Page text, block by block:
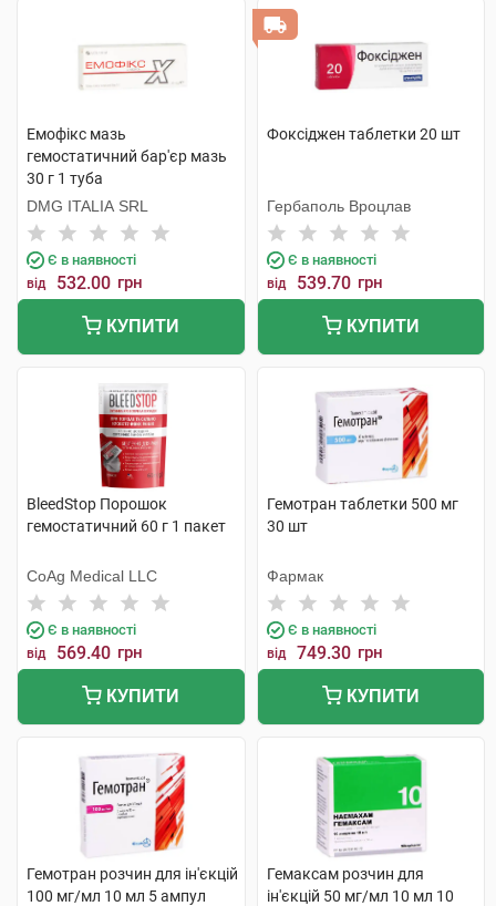
Емофікс мазь
гемостатичний бар'єр мазь
30 г 1 туба
DMG ITALIA SRL
Є в наявності
від 532.00 грн
КУПИТИ
Фоксіджен таблетки 20 шт
Гербаполь Вроцлав
Є в наявності
від 539.70 грн
КУПИТИ
BleedStop Порошок
гемостатичний 60 г 1 пакет
CoAg Medical LLC
Є в наявності
від 569.40 грн
КУПИТИ
Гемотран таблетки 500 мг
30 шт
Фармак
Є в наявності
від 749.30 грн
КУПИТИ
Гемотран розчин для ін'єкцій
100 мг/мл 10 мл 5 ампул
Гемаксам розчин для
ін'єкцій 50 мг/мл 10 мл 10